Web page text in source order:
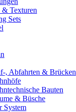
& Texturen
Sets
, Abfahrten & Brücken
Bauten
& Büsche
System